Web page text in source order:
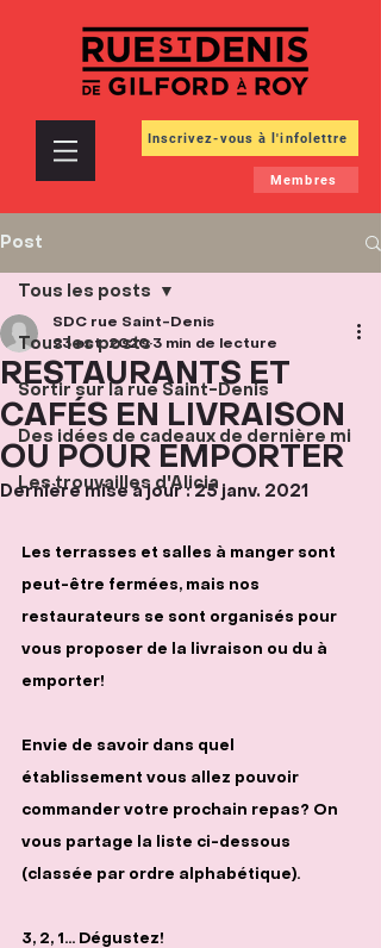
Inscrivez-vous à l'infolettre
Membres
Post
Tous les posts
Sortir sur la rue Saint-Denis
Des idées de cadeaux de dernière mi
Les trouvailles d'Alicia
Tous les posts
RESTAURANTS ET
CAFÉS EN LIVRAISON
OU POUR EMPORTER
SDC rue Saint-Denis
23 oct. 2020 3 min de lecture
Dernière mise à jour :25 janv. 2021
Les terrasses et salles à manger sont
peut-être fermées, mais nos
restaurateurs se sont organisés pour
vous proposer de la livraison ou du à
emporter!
Envie de savoir dans quel
établissement vous allez pouvoir
commander votre prochain repas? On
vous partage la liste ci-dessous
(classée par ordre alphabétique).
3, 2, 1... Dégustez!